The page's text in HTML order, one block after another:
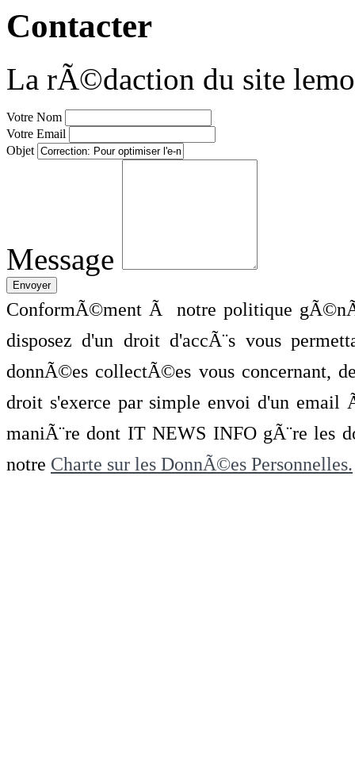
Contacter
La rÃ©daction du site
Votre Nom
Votre Email
Objet
Message
ConformÃ©ment Ã notre politique
disposez d'un droit d'accÃ¨s vous
donnÃ©es collectÃ©es vous concernant,
droit s'exerce par simple envoi d'un
maniÃ¨re dont IT NEWS INFO gÃ¨re les
notre Charte sur les DonnÃ©es Personnelles.